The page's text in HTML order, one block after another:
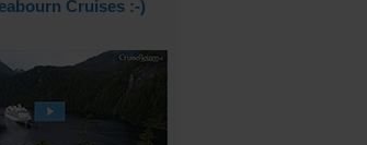
Cruises :-)